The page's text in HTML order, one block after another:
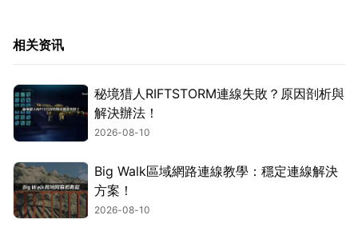
相关资讯
秘境猎人RIFTSTORM連線失敗？原因剖析與
解決辦法！
2026-08-10
Big Walk區域網路連線教學：穩定連線解決
方案！
2026-08-10